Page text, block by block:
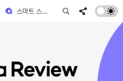
스마트 스토어